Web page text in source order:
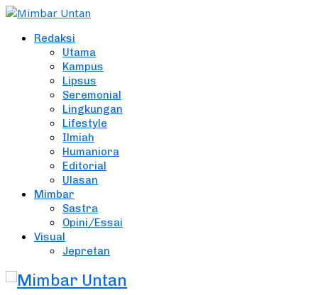
Redaksi
Utama
Kampus
Lipsus
Seremonial
Lingkungan
Lifestyle
Ilmiah
Humaniora
Editorial
Ulasan
Mimbar
Sastra
Opini/Essai
Visual
Jepretan